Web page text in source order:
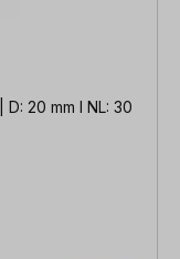
20 mm l NL: 30